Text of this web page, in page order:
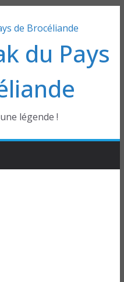
du Pays
légende !